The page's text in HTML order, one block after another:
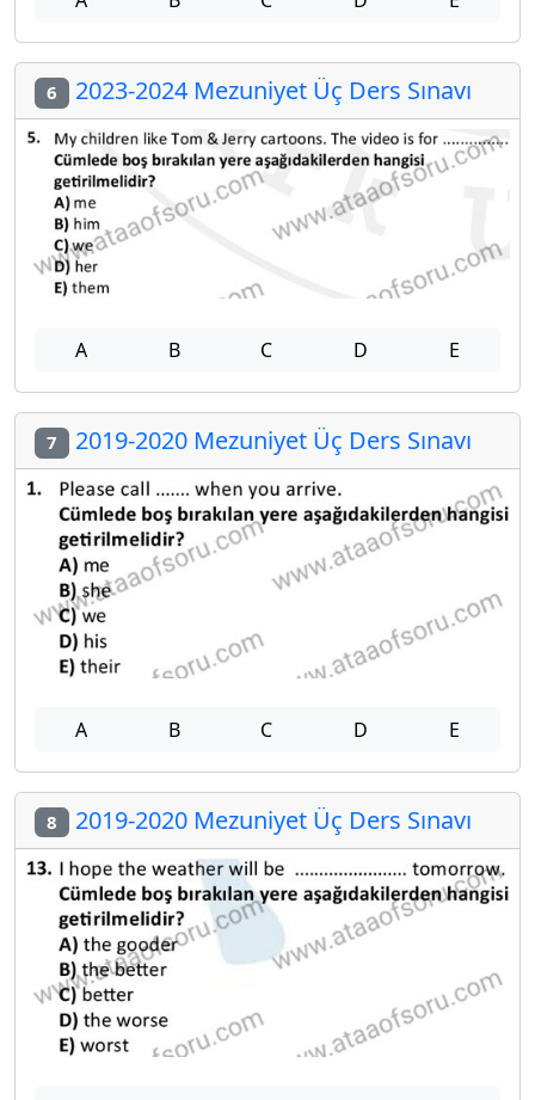
6 2023-2024 Mezuniyet Üç Ders Sınavı
A B C D E
7 2019-2020 Mezuniyet Üç Ders Sınavı
A B C D E
8 2019-2020 Mezuniyet Üç Ders Sınavı